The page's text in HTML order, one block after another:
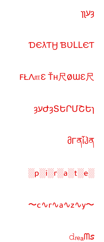
ȝעɿʅ
ƊЄƛƬӇ ƁƲԼԼЄƬ
FŁΛ௱Ɛ Ťн尺ØƜƐ尺
ԺȝՏԵՐՄՇԵɿעȝ
მΓནἶჰན
░p░i░r░a░t░e░
〜c∿r∿a∿z∿y〜
𝚍ᵣₑₐᗰ𝘴